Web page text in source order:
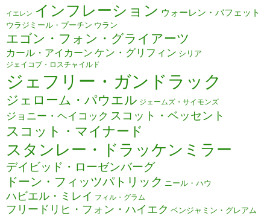
イエレン インフレーション ウォーレン・バフェット
ウラジミール・プーチン ウラン
エゴン・フォン・グライアーツ
カール・アイカーン ケン・グリフィン シリア
ジェイコブ・ロスチャイルド
ジェフリー・ガンドラック
ジェローム・パウエル ジェームズ・サイモンズ
ジョニー・ヘイコック スコット・ベッセント
スコット・マイナード
スタンレー・ドラッケンミラー
デイビッド・ローゼンバーグ
ドーン・フィッツパトリック ニール・ハウ
ハビエル・ミレイ フィル・グラム
フリードリヒ・フォン・ハイエク ベンジャミン・グレアム